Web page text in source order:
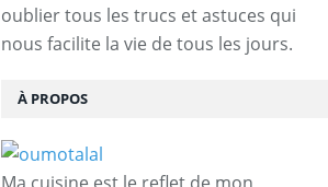
oublier tous les trucs et astuces qui
nous facilite la vie de tous les jours.
À PROPOS